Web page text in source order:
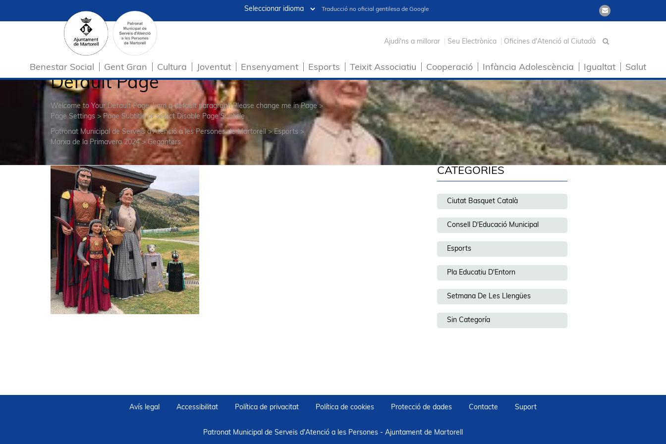
Traducció no oficial gentilesa de Google
Ajudi'ns a millorar Seu Electrònica Oficines d'Atenció al Ciutadà
Benestar Social Gent Gran Cultura Joventut Ensenyament Esports Teixit Associatiu Cooperació Infància Adolescència Igualtat Salut
Default Page
Welcome to Your Default Page. I am a default paragraph.Please change me in Page >
Page Settings > Page Subtitle or select Disable Page Subtitle
Patronat Municipal de Serveis d'Atenció a les Persones de Martorell>Esports >
Marxa de la Primavera 2024> Geganters
CATEGORIES
Ciutat Basquet Català
Consell D'Educació Municipal
Esports
Pla Educatiu D'Entorn
Setmana De Les Llengües
Sin Categoría
Avís legal Accessibilitat Política de privacitat Política de cookies Protecció de dades Contacte Suport
Patronat Municipal de Serveis d'Atenció a les Persones - Ajuntament de Martorell